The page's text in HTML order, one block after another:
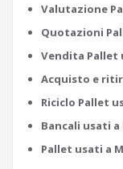
Valutazione
Quotazioni
Vendita Pallet
Acquisto e
Riciclo Pallet
Bancali usati
Pallet usati a